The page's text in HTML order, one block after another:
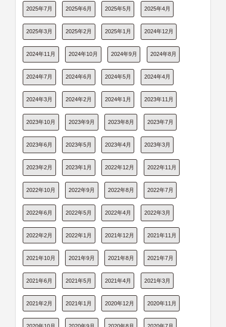
2025年7月 2025年6月 2025年5月 2025年4月
2025年3月 2025年2月 2025年1月 2024年12月
2024年11月 2024年10月 2024年9月 2024年8月
2024年7月 2024年6月 2024年5月 2024年4月
2024年3月 2024年2月 2024年1月 2023年11月
2023年10月 2023年9月 2023年8月 2023年7月
2023年6月 2023年5月 2023年4月 2023年3月
2023年2月 2023年1月 2022年12月 2022年11月
2022年10月 2022年9月 2022年8月 2022年7月
2022年6月 2022年5月 2022年4月 2022年3月
2022年2月 2022年1月 2021年12月 2021年11月
2021年10月 2021年9月 2021年8月 2021年7月
2021年6月 2021年5月 2021年4月 2021年3月
2021年2月 2021年1月 2020年12月 2020年11月
2020年10月 2020年9月 2020年8月 2020年7月